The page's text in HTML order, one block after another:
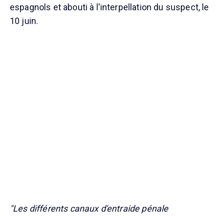
espagnols et abouti à l'interpellation du suspect, le
10 juin.
"Les différents canaux d'entraide pénale